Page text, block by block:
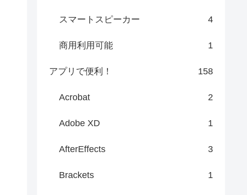
スマートスピーカー 4
商用利用可能 1
アプリで便利！ 158
Acrobat 2
Adobe XD 1
AfterEffects 3
Brackets 1